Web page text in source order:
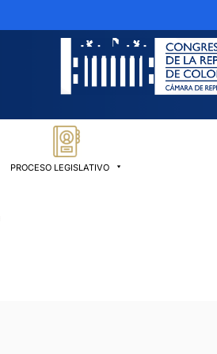
PROCESO LEGISLATIVO